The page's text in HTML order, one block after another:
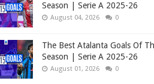
Season | Serie A 2025-26
August 04, 2026 0
The Best Atalanta Goals Of
Season | Serie A 2025-26
August 01, 2026 0